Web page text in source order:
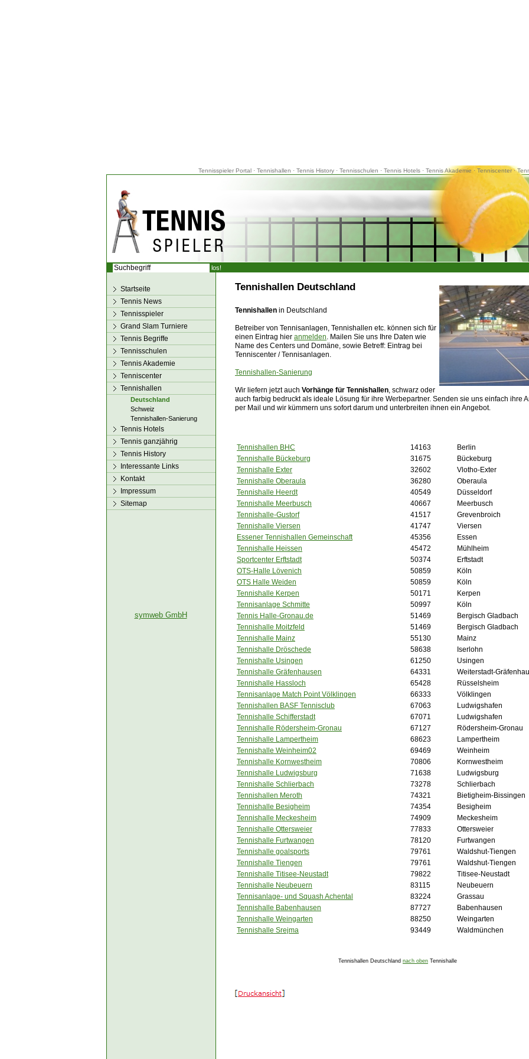
Tennisspieler Portal· Tennishallen · Tennis History· Tennisschulen · Tennis Hotels · Tennis Akademie · Tenniscenter·
Tennishallen Deutschland
Tennishallen in Deutschland
Betreiber von Tennisanlagen, Tennishallen etc. können sich für
einen Eintrag hier anmelden. Mailen Sie uns Ihre Daten wie
Name des Centers und Domäne, sowie Betreff: Eintrag bei
Tenniscenter / Tennisanlagen.
Tennishallen-Sanierung
Wir liefern jetzt auch Vorhänge für Tennishallen, schwarz oder
auch farbig bedruckt als ideale Lösung für ihre Werbepartner. Senden sie uns einfach ihre
per Mail und wir kümmern uns sofort darum und unterbreiten ihnen ein Angebot.
Tennishallen BHC 14163
Berlin
Tennishalle Bückeburg
31675
Bückeburg
Tennishalle Exter
32602
Vlotho-Exter
Tennishalle Oberaula
36280
Oberaula
Tennishalle Heerdt
40549
Düsseldorf
Tennishalle Meerbusch
40667
Meerbusch
Tennishalle-Gustorf
41517
Grevenbroich
Tennishalle Viersen
41747
Viersen
Essener Tennishallen Gemeinschaft
45356
Essen
Tennishalle Heissen
45472
Mühlheim
Sportcenter Erftstadt
50374
Erftstadt
OTS-Halle Lövenich
50859
Köln
OTS Halle Weiden
50859
Köln
Tennishalle Kerpen
50171
Kerpen
Tennisanlage Schmitte
50997
Köln
Tennis Halle-Gronau.de
51469
Bergisch Gladbach
Tennishalle Moitzfeld
51469
Bergisch Gladbach
Tennishalle Mainz
55130
Mainz
Tennishalle Dröschede
58638
Iserlohn
Tennishalle Usingen
61250
Usingen
Tennishalle Gräfenhausen
64331
Weiterstadt-
Tennishalle Hassloch
65428
Rüsselsheim
Tennisanlage Match Point Völklingen
66333
Völklingen
Tennishallen BASF Tennisclub
67063
Ludwigshafen
Tennishalle Schifferstadt
67071
Ludwigshafen
Tennishalle Rödersheim-Gronau
67127
Rödersheim-Gronau
Tennishalle Lampertheim
68623
Lampertheim
Tennishalle Weinheim02
69469
Weinheim
Tennishalle Kornwestheim
70806
Kornwestheim
Tennishalle Ludwigsburg
71638
Ludwigsburg
Tennishalle Schlierbach
73278
Schlierbach
Tennishallen Meroth
74321
Bietigheim-Bissingen
Tennishalle Besigheim
74354
Besigheim
Tennishalle Meckesheim
74909
Meckesheim
Tennishalle Ottersweier
77833
Ottersweier
Tennishalle Furtwangen
78120
Furtwangen
Tennishalle goalsports
79761
Waldshut-Tiengen
Tennishalle Tiengen
79761
Waldshut-Tiengen
Tennishalle Titisee-Neustadt
79822
Titisee-Neustadt
Tennishalle Neubeuern
83115
Neubeuern
Tennisanlage- und Squash Achental
83224
Grassau
Tennishalle Babenhausen
87727
Babenhausen
Tennishalle Weingarten
88250
Weingarten
Tennishalle Srejma
93449 Waldmünchen
Tennishallen Deutschland nach oben Tennishalle
Startseite
Tennis News
Tennisspieler
Grand Slam Turniere
Tennis Begriffe
Tennisschulen
Tennis Akademie
Tenniscenter
Tennishallen
Deutschland
Schweiz
Tennishallen-Sanierung
Tennis Hotels
Tennis ganzjährig
Tennis History
Interessante Links
Kontakt
Impressum
Sitemap
symweb GmbH
los!